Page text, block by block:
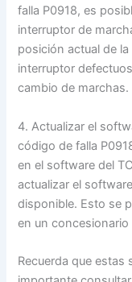
falla P0918, es
interruptor de
posición actual de
interruptor
cambio de marchas.
4. Actualizar el
código de falla
en el software del
actualizar el
disponible. Esto se
en un
Recuerda que